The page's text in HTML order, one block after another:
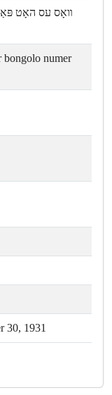
װאָס עס האָט
bongolo numer
30, 1931